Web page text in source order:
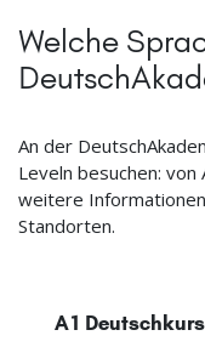
Welche
An der
Leveln besuchen: von
weitere
Standorten.
A1